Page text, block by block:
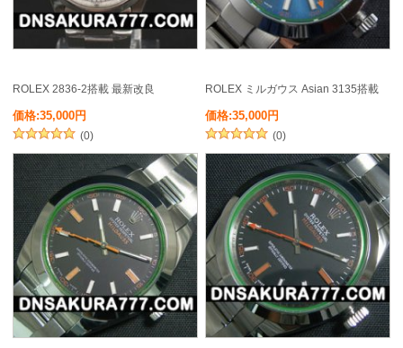
ROLEX 2836-2搭載 最新改良
価格:35,000円
(0)
ROLEX ミルガウス Asian 3135搭載
価格:35,000円
(0)